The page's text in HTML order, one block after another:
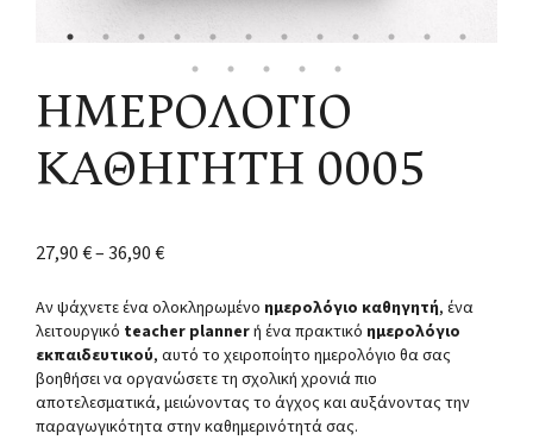
ΗΜΕΡΟΛΟΓΙΟ
ΚΑΘΗΓΗΤΗ 0005
27,90€–36,90€
Αν ψάχνετε ένα ολοκληρωμένο ημερολόγιο καθηγητή, ένα
λειτουργικό teacher plannerή ένα πρακτικό ημερολόγιο
εκπαιδευτικού, αυτό το χειροποίητο ημερολόγιο θα σας
βοηθήσει να οργανώσετε τη σχολική χρονιά πιο
αποτελεσματικά, μειώνοντας το άγχος και αυξάνοντας την
παραγωγικότητα στην καθημερινότητά σας.